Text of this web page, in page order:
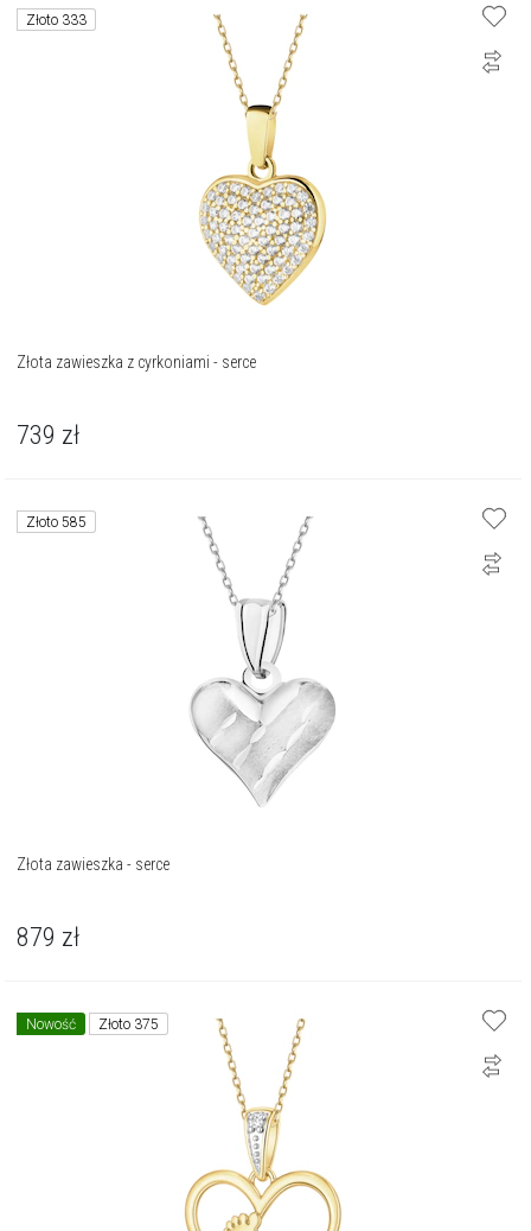
Złoto 333
Złota zawieszka z cyrkoniami - serce
739 zł
Złoto 585
Złota zawieszka - serce
879 zł
Nowość Złoto 375